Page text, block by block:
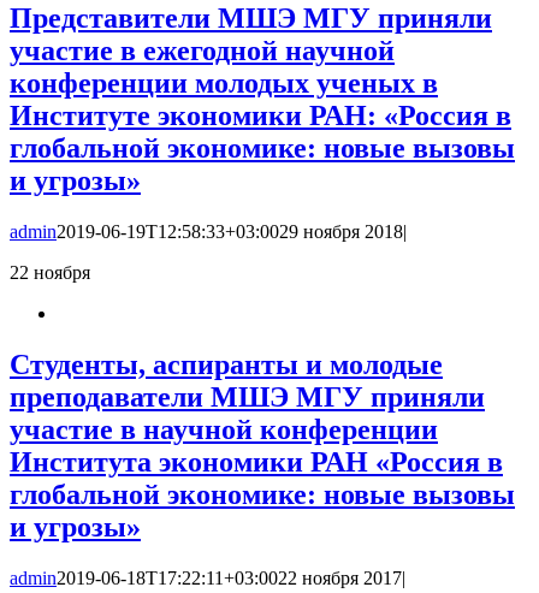
Представители МШЭ МГУ приняли
участие в ежегодной научной
конференции молодых ученых в
Институте экономики РАН: «Россия в
глобальной экономике: новые вызовы
и угрозы»
admin2019-06-19T12:58:33+03:0029 ноября 2018|
22 ноября
Студенты, аспиранты и молодые
преподаватели МШЭ МГУ приняли
участие в научной конференции
Института экономики РАН «Россия в
глобальной экономике: новые вызовы
и угрозы»
admin2019-06-18T17:22:11+03:0022 ноября 2017|